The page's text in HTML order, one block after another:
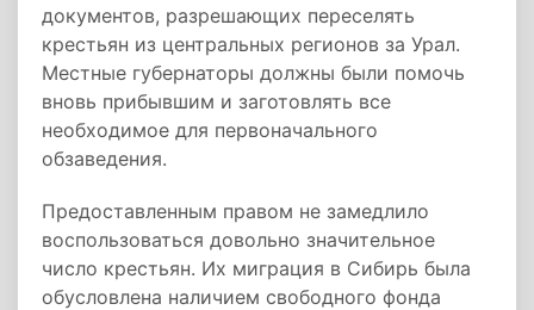
документов, разрешающих переселять
крестьян из центральных регионов за Урал.
Местные губернаторы должны были помочь
вновь прибывшим и заготовлять все
необходимое для первоначального
обзаведения.
Предоставленным правом не замедлило
воспользоваться довольно значительное
число крестьян. Их миграция в Сибирь была
обусловлена наличием свободного фонда